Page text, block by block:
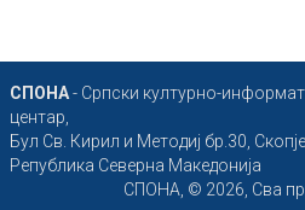
СПОНА- Српски културно-
центар,
Бул Св. Кирил и Методиј бр.30, Скопје
Република Северна Македонија
СПОНА, © 2026, Сва